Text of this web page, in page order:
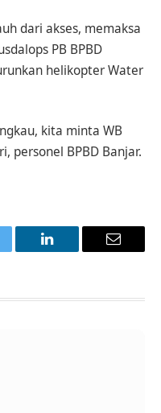
dari akses, memaksa
PB BPBD
helikopter Water
kita minta WB
personel BPBD Banjar.
LinkedIn Email